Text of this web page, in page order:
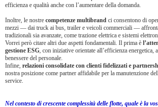
efficienza e qualità anche con l’aumentare della domanda.
Inoltre, le nostre competenze multibrand ci consentono di
mezzi — dai truck ai bus, trailer e veicoli commerciali —
tradizionali sia avanzate, come trazione elettrica e sistemi
Vorrei però citare altri due aspetti fondamentali. Il prima è
gestione ESG , con iniziative orientate all’efficienza
benessere del personale.
Infine, relazioni consolidate con clienti fidelizzati e
nostra posizione come partner affidabile per la manutenzione
service.
Nel contesto di crescente complessità delle flotte, quale è la